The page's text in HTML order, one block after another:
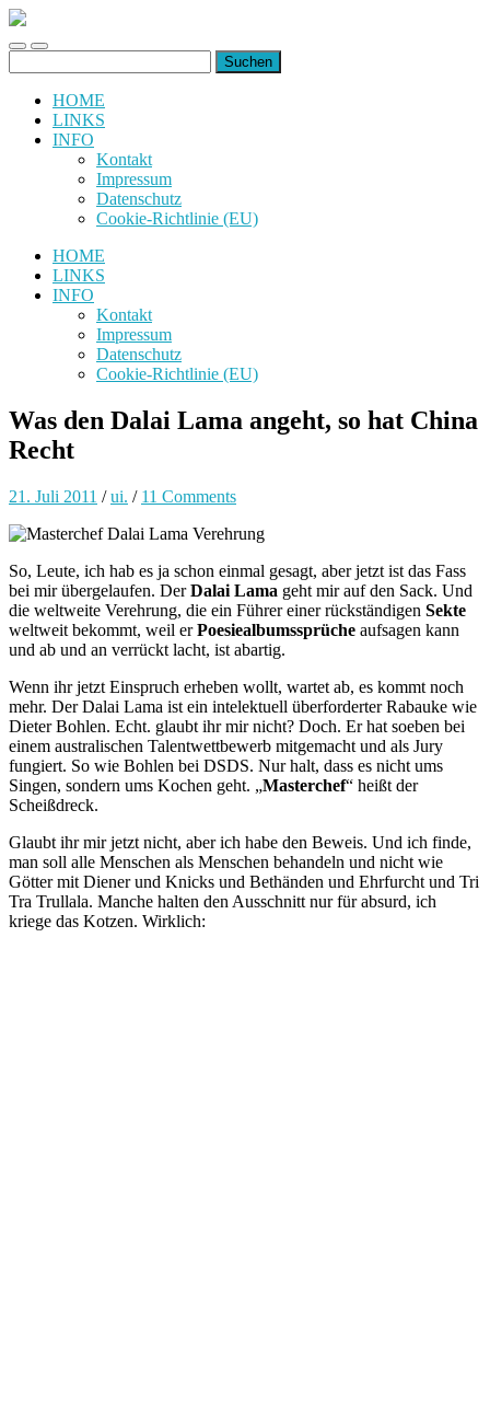
uiuiuiuiuiuiui.de
Toggle
mobile
Toggle
search
nach:
HOME
LINKS
INFO
Kontakt
Impressum
Datenschutz
Cookie-Richtlinie (EU)
HOME
LINKS
INFO
Kontakt
Impressum
Datenschutz
Cookie-Richtlinie (EU)
Was den Dalai Lama angeht, so hat China
Recht
21. Juli 2011 /ui. / 11 Comments
So, Leute, ich hab es ja schon einmal gesagt, aber jetzt ist das Fass
bei mir übergelaufen. DerDalai Lama geht mir auf den Sack. Und
die weltweite Verehrung, die ein Führer einer rückständigen Sekte
weltweit bekommt, weil erPoesiealbumssprüche aufsagen kann
und ab und an verrückt lacht, ist abartig.
Wenn ihr jetzt Einspruch erheben wollt, wartet ab, es kommt noch
mehr. Der Dalai Lama ist ein intelektuell überforderter Rabauke wie
Dieter Bohlen. Echt. glaubt ihr mir nicht? Doch. Er hat soeben bei
einem australischen Talentwettbewerb mitgemacht und als Jury
fungiert. So wie Bohlen bei DSDS. Nur halt, dass es nicht ums
Singen, sondern ums Kochen geht. „Masterchef“ heißt der
Scheißdreck.
Glaubt ihr mir jetzt nicht, aber ich habe den Beweis. Und ich finde,
man soll alle Menschen als Menschen behandeln und nicht wie
Götter mit Diener und Knicks und Bethänden und Ehrfurcht und Tri
Tra Trullala. Manche halten den Ausschnitt nur für absurd, ich
kriege das Kotzen. Wirklich: